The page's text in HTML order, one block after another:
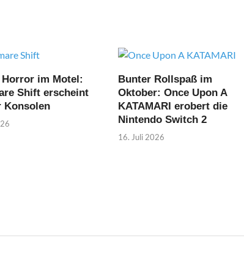
Horror im Motel:
Shift erscheint
Konsolen
Bunter Rollspaß im
Oktober: Once Upon A
KATAMARI erobert die
Nintendo Switch 2
16. Juli 2026